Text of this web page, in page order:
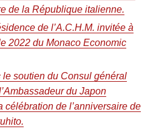
de la République italienne.
de l’A.C.H.M. invitée à
2022 du Monaco Economic
le soutien du Consul général
du Japon
célébration de l’anniversaire de